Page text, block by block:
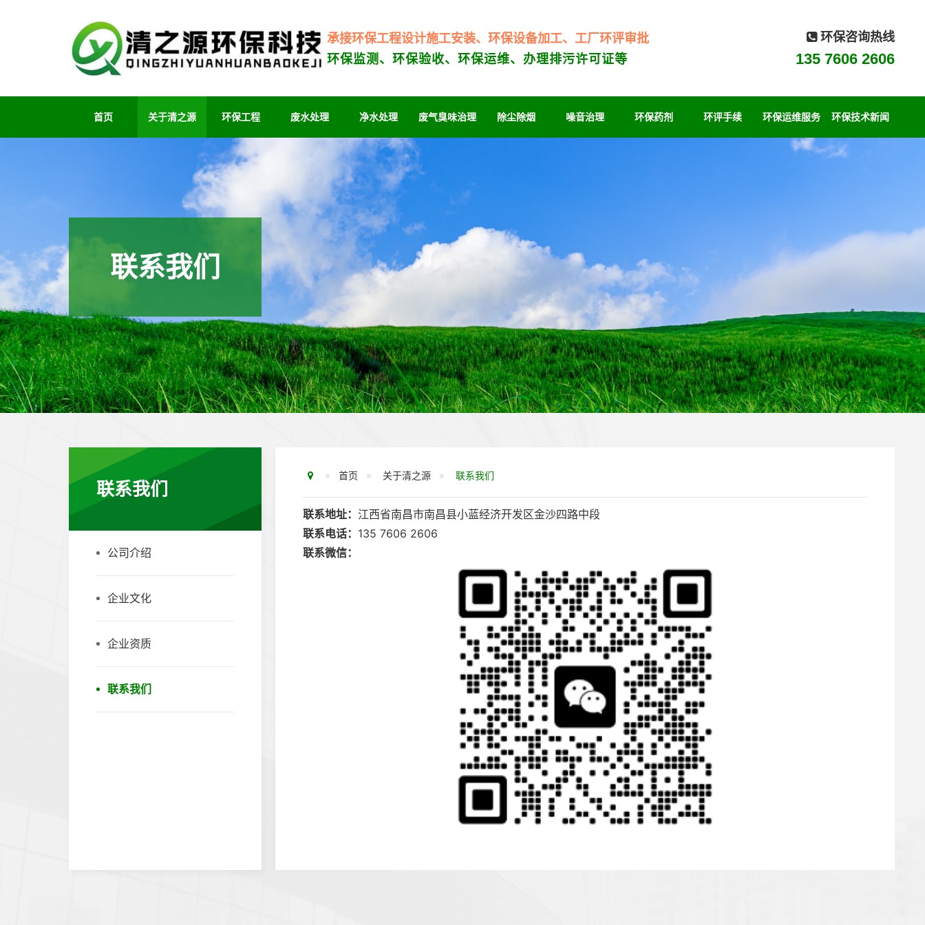
承接环保工程设计施工安装、环保设备加工、工厂环评审批
环保监测、环保验收、环保运维、办理排污许可证等
环保咨询热线
135 7606 2606
首页 关于清之源 环保工程 废水处理 净水处理 废气臭味治理 除尘除烟 噪音治理 环保药剂 环评手续 环保运维服务 环保技术新闻
联系我们
联系我们
公司介绍
企业文化
企业资质
联系我们
首页 关于清之源 联系我们
联系地址： 江西省南昌市南昌县小蓝经济开发区金沙四路中段
联系电话： 135 7606 2606
联系微信：